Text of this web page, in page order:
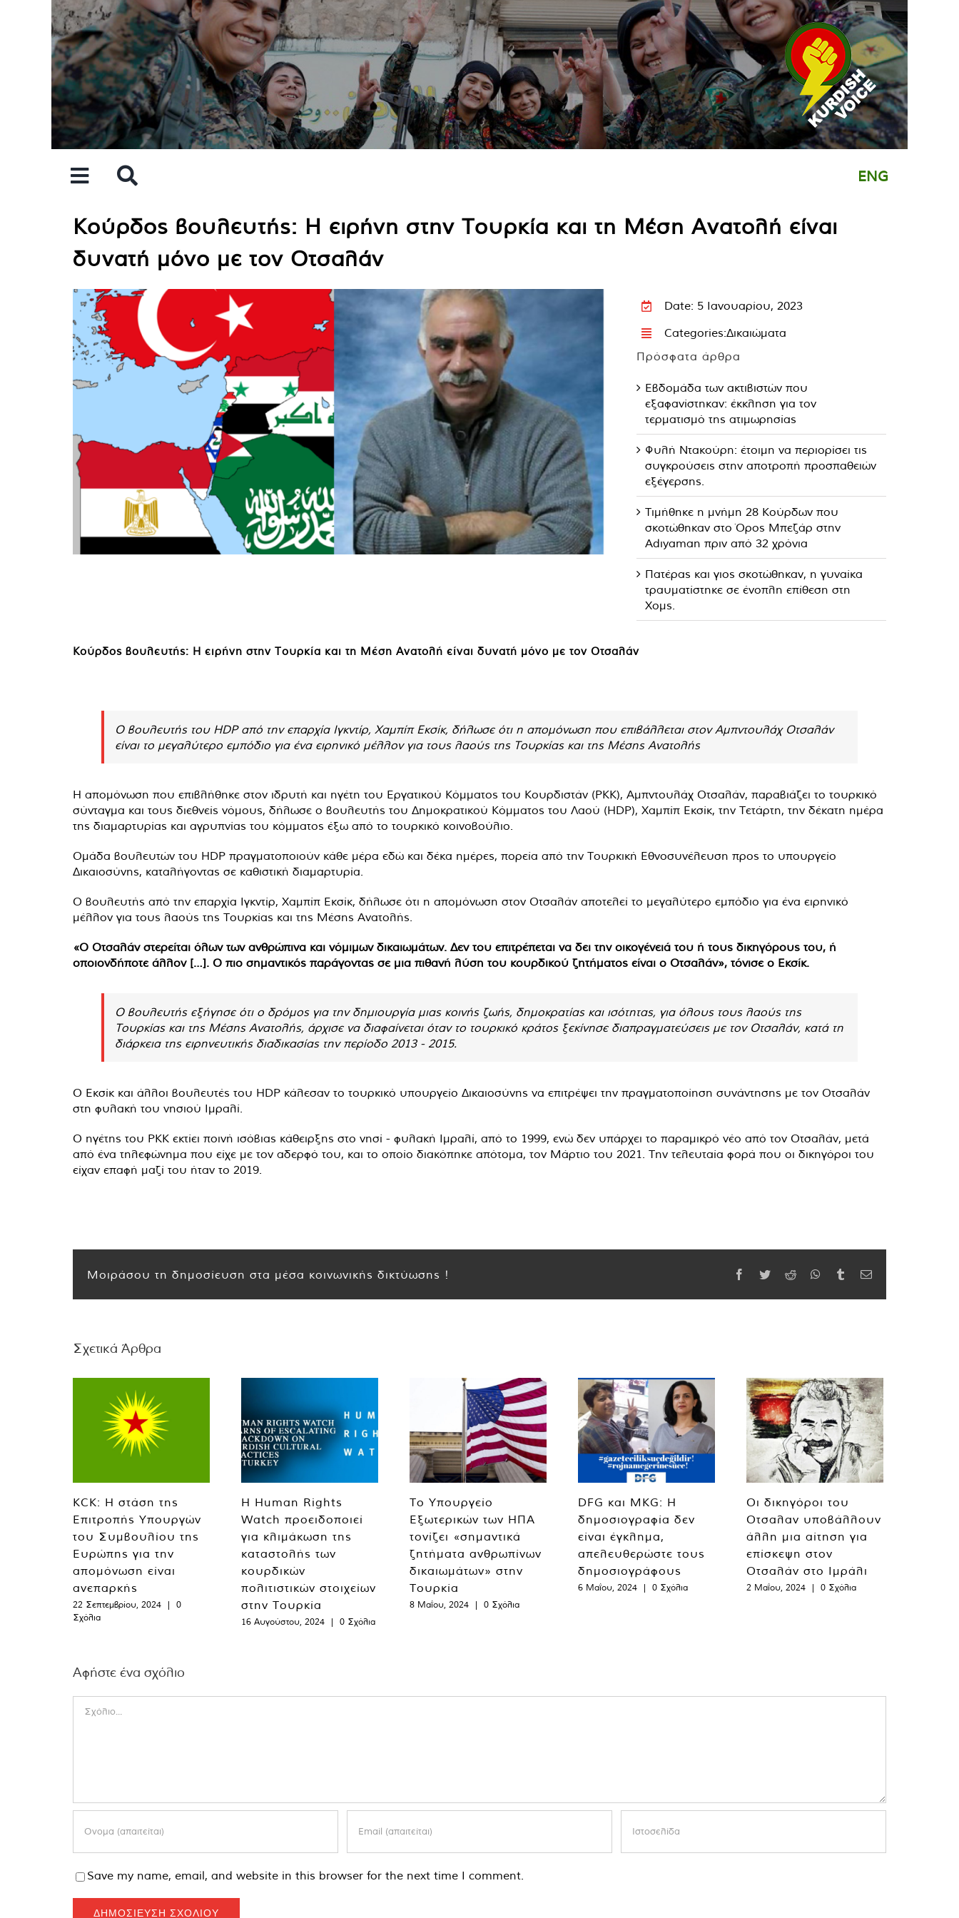
ENG
Κούρδος βουλευτής: Η ειρήνη στην Τουρκία και τη Μέση Ανατολή είναι
δυνατή μόνο με τον Οτσαλάν
Date: 5 Ιανουαρίου, 2023
Categories:Δικαιώματα
Πρόσφατα άρθρα
Εβδομάδα των ακτιβιστών που
εξαφανίστηκαν: έκκληση για τον
τερματισμό της ατιμωρησίας
Φυλή Ντακούρη: έτοιμη να περιορίσει τις
συγκρούσεις στην αποτροπή προσπαθειών
εξέγερσης.
Τιμήθηκε η μνήμη 28 Κούρδων που
σκοτώθηκαν στο Όρος Μπεζάρ στην
Adıyaman πριν από 32 χρόνια
Πατέρας και γιος σκοτώθηκαν, η γυναίκα
τραυματίστηκε σε ένοπλη επίθεση στη
Χομς.
Κούρδος βουλευτής: Η ειρήνη στην Τουρκία και τη Μέση Ανατολή είναι δυνατή μόνο με τον Οτσαλάν
Ο βουλευτής του HDP από την επαρχία Ιγκντίρ, Χαμπίπ Εκσίκ, δήλωσε ότι η απομόνωση που επιβάλλεται στον Αμπντουλάχ Οτσαλάν
είναι το μεγαλύτερο εμπόδιο για ένα ειρηνικό μέλλον για τους λαούς της Τουρκίας και της Μέσης Ανατολής
Η απομόνωση που επιβλήθηκε στον ιδρυτή και ηγέτη του Εργατικού Κόμματος του Κουρδιστάν (PKK), Αμπντουλάχ Οτσαλάν, παραβιάζει το τουρκικό
σύνταγμα και τους διεθνείς νόμους, δήλωσε ο βουλευτής του Δημοκρατικού Κόμματος του Λαού (HDP), Χαμπίπ Εκσίκ, την Τετάρτη, την δέκατη ημέρα
της διαμαρτυρίας και αγρυπνίας του κόμματος έξω από το τουρκικό κοινοβούλιο.
Ομάδα βουλευτών του HDP πραγματοποιούν κάθε μέρα εδώ και δέκα ημέρες, πορεία από την Τουρκική Εθνοσυνέλευση προς το υπουργείο
Δικαιοσύνης, καταλήγοντας σε καθιστική διαμαρτυρία.
Ο βουλευτής από την επαρχία Ιγκντίρ, Χαμπίπ Εκσίκ, δήλωσε ότι η απομόνωση στον Οτσαλάν αποτελεί το μεγαλύτερο εμπόδιο για ένα ειρηνικό
μέλλον για τους λαούς της Τουρκίας και της Μέσης Ανατολής.
«Ο Οτσαλάν στερείται όλων των ανθρώπινα και νόμιμων δικαιωμάτων. Δεν του επιτρέπεται να δει την οικογένειά του ή τους δικηγόρους του, ή
οποιονδήποτε άλλον […]. Ο πιο σημαντικός παράγοντας σε μια πιθανή λύση του κουρδικού ζητήματος είναι ο Οτσαλάν», τόνισε ο Εκσίκ.
Ο βουλευτής εξήγησε ότι ο δρόμος για την δημιουργία μιας κοινής ζωής, δημοκρατίας και ισότητας, για όλους τους λαούς της
Τουρκίας και της Μέσης Ανατολής, άρχισε να διαφαίνεται όταν το τουρκικό κράτος ξεκίνησε διαπραγματεύσεις με τον Οτσαλάν, κατά τη
διάρκεια της ειρηνευτικής διαδικασίας την περίοδο 2013 - 2015.
Ο Εκσίκ και άλλοι βουλευτές του HDP κάλεσαν το τουρκικό υπουργείο Δικαιοσύνης να επιτρέψει την πραγματοποίηση συνάντησης με τον Οτσαλάν
στη φυλακή του νησιού Ιμραλί.
Ο ηγέτης του PKK εκτίει ποινή ισόβιας κάθειρξης στο νησί - φυλακή Ιμραλί, από το 1999, ενώ δεν υπάρχει το παραμικρό νέο από τον Οτσαλάν, μετά
από ένα τηλεφώνημα που είχε με τον αδερφό του, και το οποίο διακόπηκε απότομα, τον Μάρτιο του 2021. Την τελευταία φορά που οι δικηγόροι του
είχαν επαφή μαζί του ήταν το 2019.
Μοιράσου τη δημοσίευση στα μέσα κοινωνικής δικτύωσης ! Facebook
TwitterReddit WhatsApp
TumblrEmail
Σχετικά Άρθρα
KCK: Η στάση της
Επιτροπής Υπουργών
του Συμβουλίου της
Ευρώπης για την
απομόνωση είναι
ανεπαρκής
22 Σεπτεμβρίου, 2024 |
0
Σχόλια
Η Human Rights
Watch προειδοποιεί
για κλιμάκωση της
καταστολής των
κουρδικών
πολιτιστικών στοιχείων
στην Τουρκία
16 Αυγούστου, 2024 | 0 Σχόλια
Το Υπουργείο
Εξωτερικών των ΗΠΑ
τονίζει «σημαντικά
ζητήματα ανθρωπίνων
δικαιωμάτων» στην
Τουρκία
8 Μαΐου, 2024 | 0 Σχόλια
DFG και MKG: Η
δημοσιογραφία δεν
είναι έγκλημα,
απελευθερώστε τους
δημοσιογράφους
6 Μαΐου, 2024 | 0 Σχόλια
Οι δικηγόροι του
Οτσαλαν υποβάλλουν
άλλη μια αίτηση για
επίσκεψη στον
Οτσαλάν στο Ιμράλι
2 Μαΐου, 2024 | 0 Σχόλια
Αφήστε ένα σχόλιο
Save my name, email, and website in this browser for the next time I comment.